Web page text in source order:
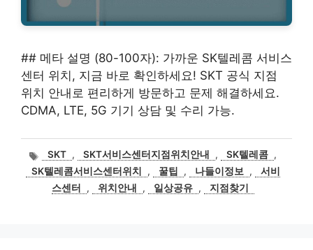
## 메타 설명 (80-100자): 가까운 SK텔레콤 서비스
센터 위치, 지금 바로 확인하세요! SKT 공식 지점
위치 안내로 편리하게 방문하고 문제 해결하세요.
CDMA, LTE, 5G 기기 상담 및 수리 가능.
태
그
SKT , SKT서비스센터지점위치안내 , SK텔레콤 ,
SK텔레콤서비스센터위치
, 꿀팁 , 나들이정보 ,
서비
스센터
, 위치안내 , 일상공유 , 지점찾기